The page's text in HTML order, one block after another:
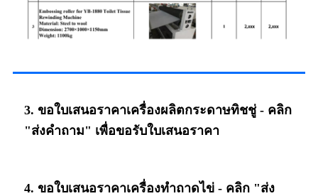
3. ขอใบเสนอราคาเครื่องผลิตกระดาษทิชชู่ - คลิก
"ส่งคำถาม" เพื่อขอรับใบเสนอราคา
4. ขอใบเสนอราคาเครื่องทำถาดไข่ - คลิก "ส่ง